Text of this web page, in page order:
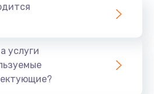
зарядки
Заказать
услуги